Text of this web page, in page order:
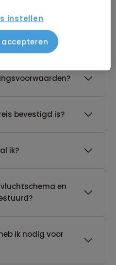
heeft nog geen
Wat nu?
bevestigd is?
ik?
en
ik nodig voor
instellen
accepteren